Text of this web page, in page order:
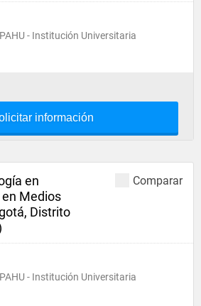
- Institución Universitaria
información
Comparar
en
Medios
Distrito
- Institución Universitaria